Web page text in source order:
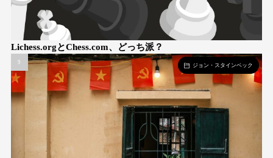
Lichess.orgとChess.com、どっち派？
ジョン・スタインベック